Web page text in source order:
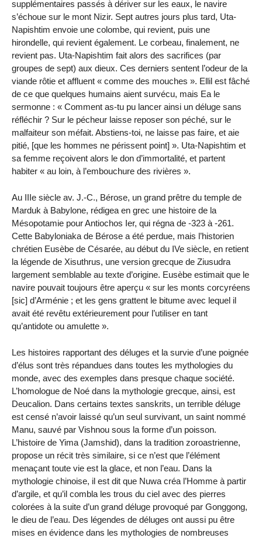
supplémentaires passés à dériver sur les eaux, le navire
s’échoue sur le mont Nizir. Sept autres jours plus tard, Uta-
Napishtim envoie une colombe, qui revient, puis une
hirondelle, qui revient également. Le corbeau, finalement, ne
revient pas. Uta-Napishtim fait alors des sacrifices (par
groupes de sept) aux dieux. Ces derniers sentent l’odeur de la
viande rôtie et affluent « comme des mouches ». Ellil est fâché
de ce que quelques humains aient survécu, mais Ea le
sermonne : « Comment as-tu pu lancer ainsi un déluge sans
réfléchir ? Sur le pécheur laisse reposer son péché, sur le
malfaiteur son méfait. Abstiens-toi, ne laisse pas faire, et aie
pitié, [que les hommes ne périssent point] ». Uta-Napishtim et
sa femme reçoivent alors le don d’immortalité, et partent
habiter « au loin, à l’embouchure des rivières ».
Au IIIe siècle av. J.-C., Bérose, un grand prêtre du temple de
Marduk à Babylone, rédigea en grec une histoire de la
Mésopotamie pour Antiochos Ier, qui régna de -323 à -261.
Cette Babyloniaka de Bérose a été perdue, mais l’historien
chrétien Eusèbe de Césarée, au début du IVe siècle, en retient
la légende de Xisuthrus, une version grecque de Ziusudra
largement semblable au texte d’origine. Eusèbe estimait que le
navire pouvait toujours être aperçu « sur les monts corcyréens
[sic] d’Arménie ; et les gens grattent le bitume avec lequel il
avait été revêtu extérieurement pour l’utiliser en tant
qu’antidote ou amulette ».
Les histoires rapportant des déluges et la survie d’une poignée
d’élus sont très répandues dans toutes les mythologies du
monde, avec des exemples dans presque chaque société.
L’homologue de Noé dans la mythologie grecque, ainsi, est
Deucalion. Dans certains textes sanskrits, un terrible déluge
est censé n’avoir laissé qu’un seul survivant, un saint nommé
Manu, sauvé par Vishnou sous la forme d’un poisson.
L’histoire de Yima (Jamshid), dans la tradition zoroastrienne,
propose un récit très similaire, si ce n’est que l’élément
menaçant toute vie est la glace, et non l’eau. Dans la
mythologie chinoise, il est dit que Nuwa créa l’Homme à partir
d’argile, et qu’il combla les trous du ciel avec des pierres
colorées à la suite d’un grand déluge provoqué par Gonggong,
le dieu de l’eau. Des légendes de déluges ont aussi pu être
mises en évidence dans les mythologies de nombreuses